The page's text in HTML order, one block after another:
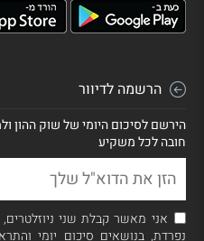
הרשמה לדיוור
הירשם לסיכום היומי של שוק ההון
חובה לכל משקיע
אני מאשר קבלת שני
נפרדת, בנושאים סיכום יומי